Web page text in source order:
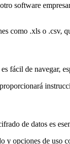
software
como .xls o .csv,
fácil de navegar,
de datos es
opciones de uso